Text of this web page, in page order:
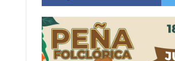
Villada: evalúan obras